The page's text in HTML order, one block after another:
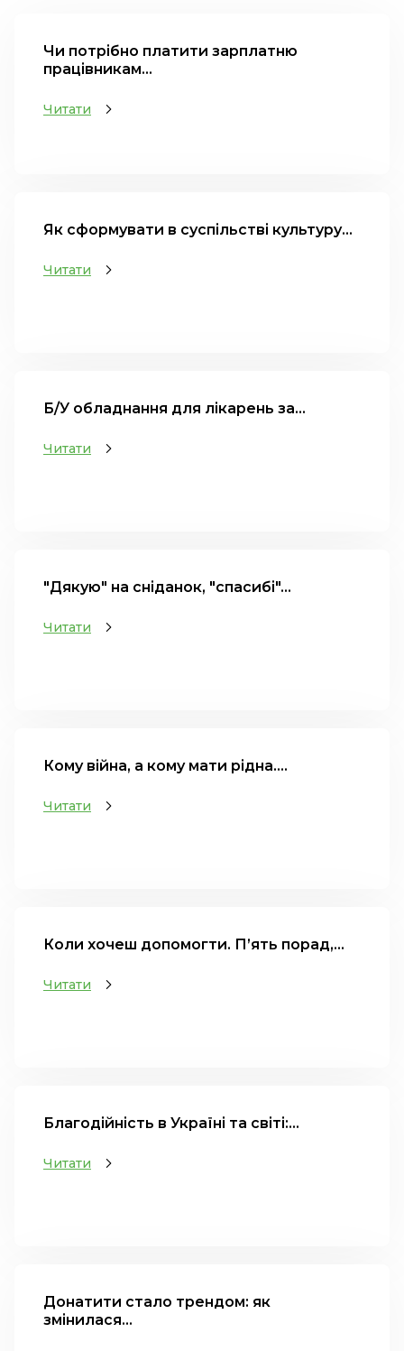
Чи потрібно платити зарплатню
працівникам...
Читати
Як сформувати в суспільстві культуру...
Читати
Б/У обладнання для лікарень за...
Читати
"Дякую" на сніданок, "спасибі"...
Читати
Кому війна, а кому мати рідна....
Читати
Коли хочеш допомогти. П’ять порад,...
Читати
Благодійність в Україні та світі:...
Читати
Донатити стало трендом: як
змінилася...